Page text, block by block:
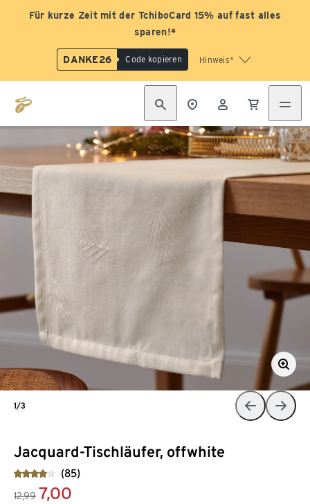
Für kurze Zeit mit der TchiboCard 15% auf fast alles
sparen!*
DANKE26 Code kopieren Hinweis*
Jacquard-Tischläufer, offwhite
(85)
12,99 7,00
1/3